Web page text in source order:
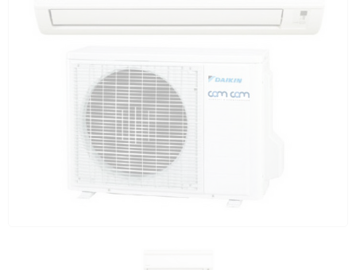
Контакты